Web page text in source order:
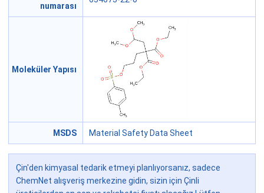
numarası
Moleküler Yapısı
MSDS Material Safety Data Sheet
Çin'den kimyasal tedarik etmeyi planlıyorsanız, sadece
ChemNet alışveriş merkezine gidin, sizin için Çinli